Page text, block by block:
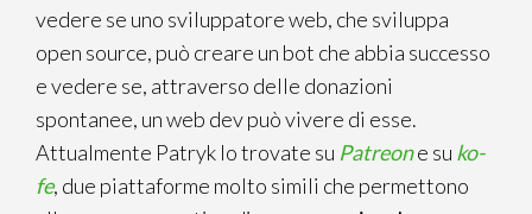
vedere se uno sviluppatore web, che sviluppa
open source, può creare un bot che abbia successo
e vedere se, attraverso delle donazioni
spontanee, un web dev può vivere di esse.
Attualmente Patryk lo trovate su Patreone su ko-
fe, due piattaforme molto simili che permettono